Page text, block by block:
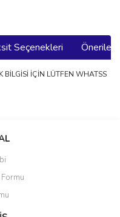
Seçenekleri
BİLGİSİ İÇİN LÜTFEN WHATSS
yapın!